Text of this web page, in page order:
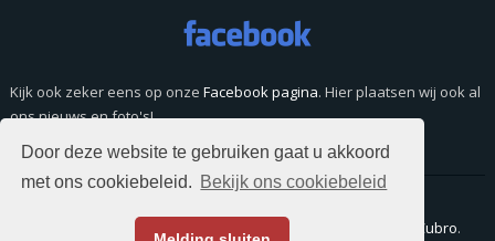
Door deze website te gebruiken gaat u akkoord
met ons cookiebeleid. Bekijk ons cookiebeleid
Kijk ook zeker eens op onze Facebook pagina. Hier plaatsen wij ook al
ons nieuws en foto's!
© Copyright 2026. Alle rechten voorbehouden. Website door Cubro.